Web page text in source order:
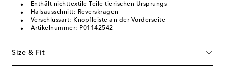
Enthält nichttextile Teile tierischen Ursprungs
Halsausschnitt: Reverskragen
Verschlussart: Knopfleiste an der Vorderseite
Artikelnummer: P01142542
Size & Fit